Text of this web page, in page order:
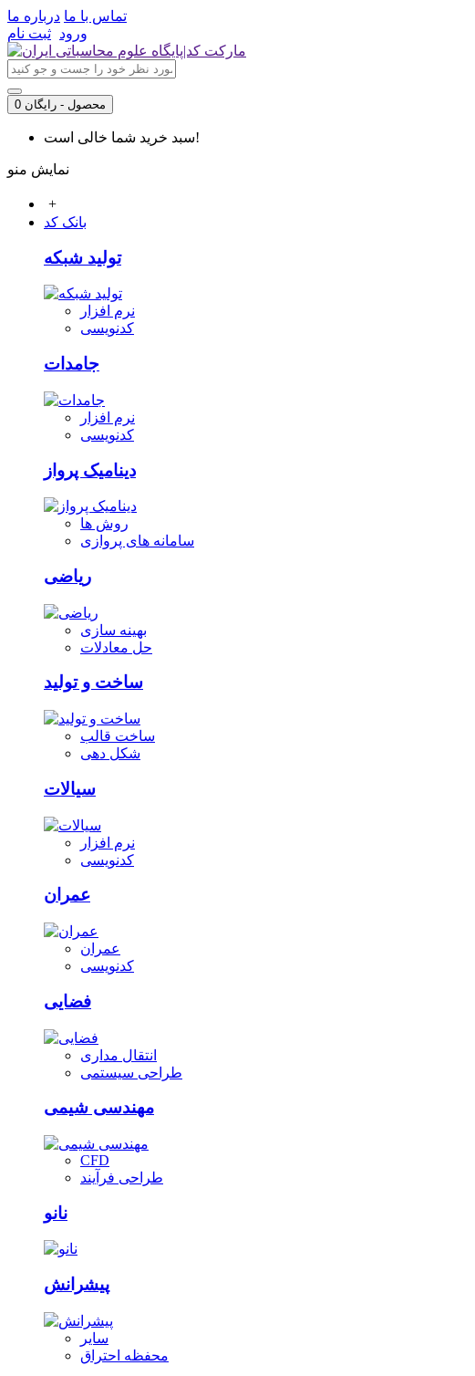
تماس با ما درباره ما
ورود ثبت نام
0 محصول - رایگان
سبد خرید شما خالی است!
نمایش منو
+
بانک کد
تولید شبکه
نرم افزار
کدنویسی
جامدات
نرم افزار
کدنویسی
دینامیک پرواز
روش ها
سامانه های پروازی
ریاضی
بهینه سازی
حل معادلات
ساخت و تولید
ساخت قالب
شکل دهی
سیالات
نرم افزار
کدنویسی
عمران
عمران
کدنویسی
فضایی
انتقال مداری
طراحی سیستمی
مهندسی شیمی
CFD
طراحی فرآیند
نانو
پیشرانش
سایر
محفظه احتراق